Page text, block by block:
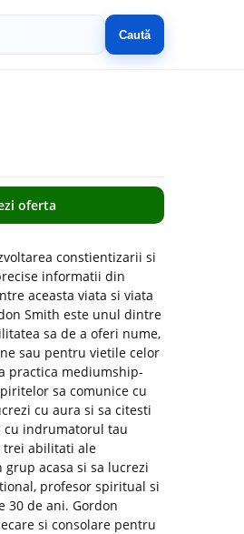
Caută
oferta
constientizarii si
informatii din
aceasta viata si viata
Smith este unul dintre
sa de a oferi nume,
sau pentru vietile celor
practica mediumship-
sa comunice cu
cu aura si sa citesti
cu indrumatorul tau
trei abilitati ale
acasa si sa lucrezi
profesor spiritual si
30 de ani. Gordon
si consolare pentru